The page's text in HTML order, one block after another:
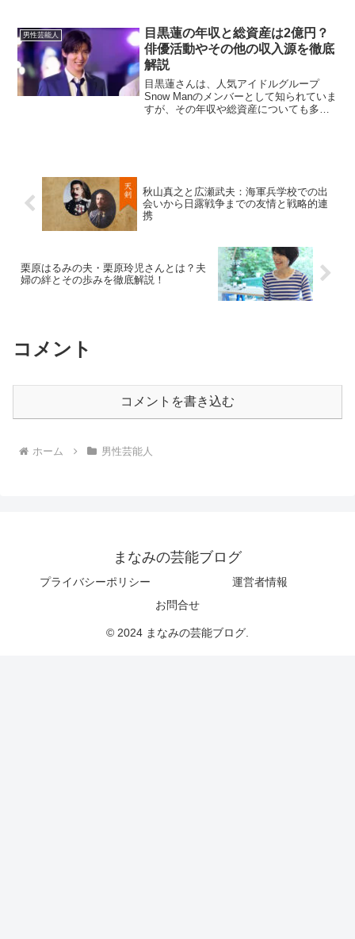
テムなどが注目される理由や、SNSでの
反応をまとめていきます。...
男性芸能人
目黒蓮の年収と総資産は2億円？
俳優活動やその他の収入源を徹底
解説
目黒蓮さんは、人気アイドルグループ
Snow Manのメンバーとして知られていま
すが、その年収や総資産についても多く
秋山真之と広瀬武夫：海軍兵学校での出
会いから日露戦争までの友情と戦略的連
携
栗原はるみの夫・栗原玲児さんとは？夫
婦の絆とその歩みを徹底解説！
コメント
コメントを書き込む
ホーム 男性芸能人
まなみの芸能ブログ
プライバシーポリシー
運営者情報
お問合せ
© 2024 まなみの芸能ブログ.